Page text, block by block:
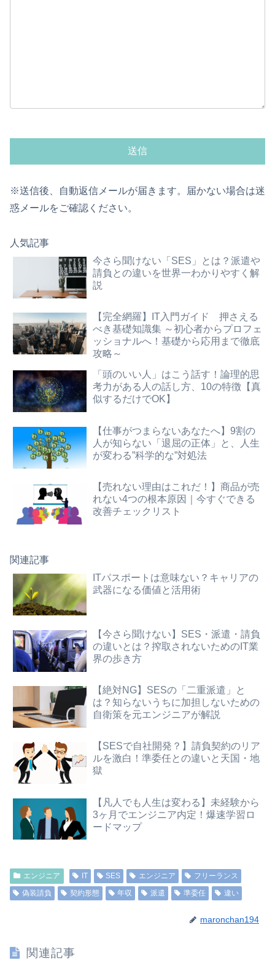
※送信後、自動返信メールが届きます。届かない場合は迷
惑メールをご確認ください。
人気記事
今さら聞けない「SES」とは？派遣や
請負との違いを世界一わかりやすく解
説
【完全網羅】IT入門ガイド 押さえる
べき基礎知識集 ～初心者からプロフェ
ッショナルへ！基礎から応用まで徹底
攻略～
「頭のいい人」はこう話す！論理的思
考力がある人の話し方、10の特徴【真
似するだけでOK】
【仕事がつまらないあなたへ】9割の
人が知らない「退屈の正体」と、人生
が変わる”科学的な”対処法
【売れない理由はこれだ！】商品が売
れない4つの根本原因｜今すぐできる
改善チェックリスト
関連記事
ITパスポートは意味ない？キャリアの
武器になる価値と活用術
【今さら聞けない】SES・派遣・請負
の違いとは？搾取されないためのIT業
界の歩き方
【絶対NG】SESの「二重派遣」と
は？知らないうちに加担しないための
自衛策を元エンジニアが解説
【SESで自社開発？】請負契約のリア
ルを激白！準委任との違いと天国・地
獄
【凡人でも人生は変わる】未経験から
3ヶ月でエンジニア内定！爆速学習ロ
ードマップ
エンジニア IT SES エンジニア
フリーランス
偽装請負
契約形態 年収 派遣 準委任 違い
maronchan194
関連記事